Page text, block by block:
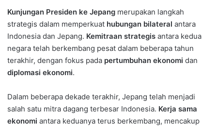
Kunjungan Presiden ke Jepang merupakan langkah
strategis dalam memperkuat hubungan bilateral antara
Indonesia dan Jepang. Kemitraan strategis antara kedua
negara telah berkembang pesat dalam beberapa tahun
terakhir, dengan fokus pada pertumbuhan ekonomi dan
diplomasi ekonomi.
Dalam beberapa dekade terakhir, Jepang telah menjadi
salah satu mitra dagang terbesar Indonesia. Kerja sama
ekonomi antara keduanya terus berkembang, mencakup